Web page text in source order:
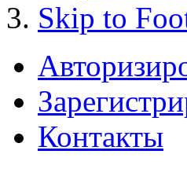
Skip to
Контакты